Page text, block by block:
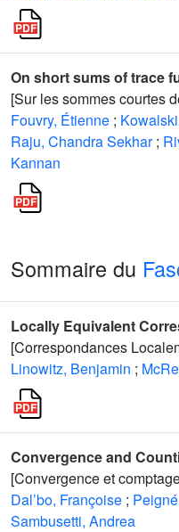
On short sums of trace
[Sur les sommes courtes
Fouvry, Étienne ;
Raju, Chandra Sekhar ;
Kannan
Sommaire du
Locally Equivalent
[Correspondances
Linowitz, Benjamin ;
Convergence and
[Convergence et
Dal’bo, Françoise ;
Sambusetti, Andrea